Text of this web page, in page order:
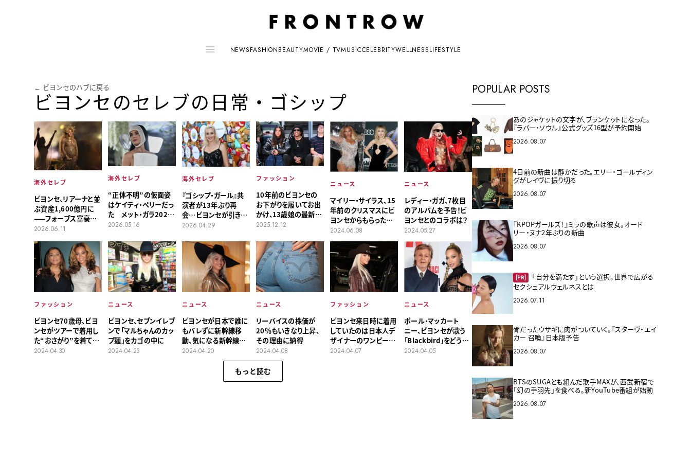
NEWSFASHIONBEAUTYMOVIE / TVMUSICCELEBRITYWELLNESSLIFESTYLE
← ビヨンセのハブに戻る
ビヨンセのセレブの日常・ゴシップ
海外セレブ
ビヨンセ、リアーナと並
ぶ資産1,600億円に
——フォーブス富豪女
性ランキング入り
2026.06.11
海外セレブ
“正体不明”の仮面姿
はケイティ・ペリーだっ
た メット・ガラ2026
で話題に
2026.05.16
海外セレブ
『ゴシップ・ガール』共
演者が13年ぶり再
会…ビヨンセが引き合
わせた?
2026.04.29
ファッション
10年前のビヨンセの
お下がりを履いてお出
かけ、13歳娘の最新
コーデ
2025.12.12
ニュース
マイリー・サイラス、15
年前のクリスマスにビ
ヨンセからもらったも
の
2024.06.08
ニュース
レディー・ガガ、7枚目
のアルバムを予告！ビ
ヨンセとのコラボは？
2024.05.27
ファッション
ビヨンセ70歳母、ビヨ
ンセがツアーで着用し
た“おさがり”を着てイ
ベントへ
2024.04.30
ニュース
ビヨンセ、セブンイレブ
ンで「マルちゃんのカッ
プ麺」をカゴの中に
2024.04.23
ニュース
ビヨンセが日本で誰に
もバレずに新幹線移
動、気になる新幹線の
お供は？
2024.04.20
ニュース
リーバイスの株価が
20％もいきなり上昇、
その理由に納得
2024.04.08
ファッション
ビヨンセ来日時に着用
していたのは日本人デ
ザイナーのワンピース
だった
2024.04.07
ニュース
ポール・マッカート
ニー、ビヨンセが歌う
「Blackbird」をどう思
う？
2024.04.05
もっと読む
POPULAR POSTS
あのジャケットの文字が、ブランケットになった。
『ラバー・ソウル』公式グッズ16型が予約開始
2026.08.07
4日前の新曲は静かだった。エリー・ゴールディン
グがレイヴに振り切る
2026.08.07
『KPOPガールズ！』ミラの歌声は彼女。オード
リー・ヌナ2年ぶりの新曲
2026.08.07
[PR]
「自分を満たす」という選択。世界で広がる
セクシュアルウェルネスとは
2026.07.11
骨だったウサギに肉がついていく。『スターヴ・エイ
カー 召喚』日本版予告
2026.08.07
BTSのSUGAとも組んだ歌手MAXが、西武新宿で
「幻の手羽先」を食べる。新YouTube番組が始動
2026.08.07